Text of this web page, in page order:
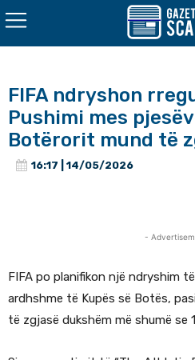
FIFA ndryshon
Pushimi mes
Botërorit mund të
16:17 | 14/05/2026
-
FIFA po planifikon një ndryshim
ardhshme të Kupës së Botës,
të zgjasë dukshëm më shumë se